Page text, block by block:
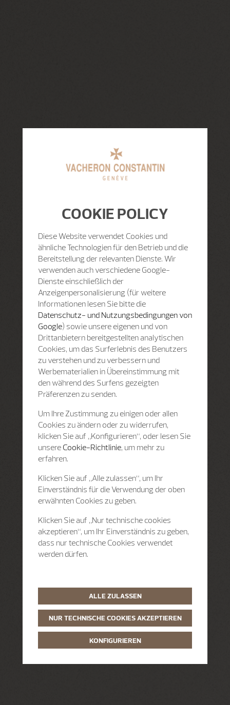
COOKIE POLICY
Diese Website verwendet Cookies und
ähnliche Technologien für den Betrieb und die
Bereitstellung der relevanten Dienste. Wir
verwenden auch verschiedene Google-
Dienste einschließlich der
Anzeigenpersonalisierung (für weitere
Informationen lesen Sie bitte die
Datenschutz- und Nutzungsbedingungen von
Google) sowie unsere eigenen und von
Drittanbietern bereitgestellten analytischen
Cookies, um das Surferlebnis des Benutzers
zu verstehen und zu verbessern und
Werbematerialien in Übereinstimmung mit
den während des Surfens gezeigten
Präferenzen zu senden.
Um Ihre Zustimmung zu einigen oder allen
Cookies zu ändern oder zu widerrufen,
klicken Sie auf „Konfigurieren“, oder lesen Sie
unsere Cookie-Richtlinie, um mehr zu
erfahren.
Klicken Sie auf „Alle zulassen“, um Ihr
Einverständnis für die Verwendung der oben
erwähnten Cookies zu geben.
Klicken Sie auf „Nur technische cookies
akzeptieren“, um Ihr Einverständnis zu geben,
dass nur technische Cookies verwendet
werden dürfen.
ALLE ZULASSEN
NUR TECHNISCHE COOKIES AKZEPTIEREN
KONFIGURIEREN